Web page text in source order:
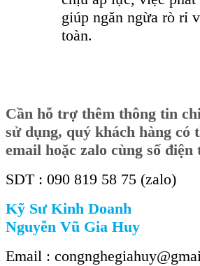
giúp ngăn ngừa rò rỉ
toàn.
Cần hỗ trợ thêm thông tin
sử dụng, quý khách hàng có
email hoặc zalo cùng số điện
SDT : 090 819 58 75 (zalo)
Kỹ Sư Kinh Doanh
Nguyễn Vũ Gia Huy
Email :